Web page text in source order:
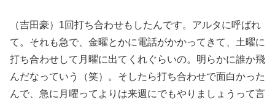
（吉田豪）1回打ち合わせもしたんです。アルタに呼ばれ
て。それも急で、金曜とかに電話がかかってきて、土曜に
打ち合わせして月曜に出てくれぐらいの。明らかに誰か飛
んだなっていう（笑）。そしたら打ち合わせで面白かった
んで、急に月曜ってよりは来週にでもやりましょうって言